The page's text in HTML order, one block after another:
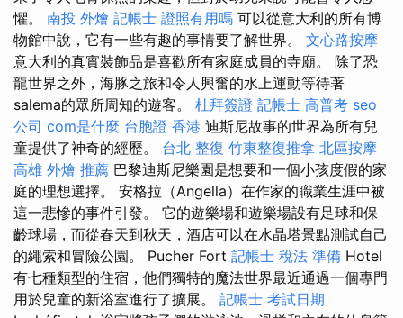
懼。 南投 外燴 記帳士 證照有用嗎 可以從意大利的所有博
物館中說，它有一些有趣的事情要了解世界。 文心路按摩
意大利的真實裝飾品是喜歡所有家庭成員的寺廟。 除了恐
龍世界之外，海豚之旅和令人興奮的水上運動等待著
salema的眾所周知的遊客。 杜拜簽證 記帳士 高普考 seo
公司 com是什麼 台胞證 香港 迪斯尼故事的世界為所有兒
童提供了神奇的經歷。 台北 整復 竹東整復推拿 北區按摩
高雄 外燴 推薦 巴黎迪斯尼樂園是想要和一個小孩度假的家
庭的理想選擇。 安格拉（Angella）在作家的職業生涯中被
這一悲慘的事件引發。 它的遊樂場和遊樂場設有足球和保
齡球場，而從春天到秋天，酒店可以在水晶塔景點測試自己
的繩索和冒險公園。 Pucher Fort 記帳士 稅法 準備 Hotel
有七種類型的住宿，他們獨特的魔法世界最近通過一個專門
用於兒童的新浴室進行了擴展。 記帳士 考試日期